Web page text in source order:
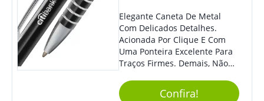
E Ofereça A Seus Clientes E
Colaboradores. Útil E
Funcional, Com Certeza Todo
Mundo Irá Amar.
Elegante Caneta De Metal
Com Delicados Detalhes.
Acionada Por Clique E Com
Uma Ponteira Excelente Para
Traços Firmes. Demais, Não
Confira!